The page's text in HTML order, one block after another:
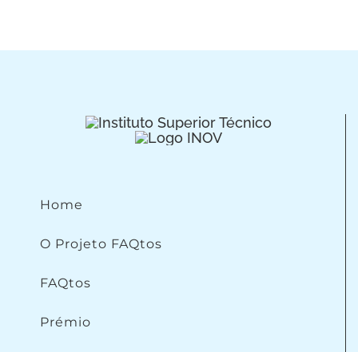
Home
O Projeto FAQtos
FAQtos
Prémio